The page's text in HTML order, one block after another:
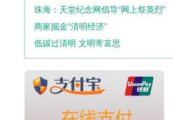
珠海：天堂纪念网倡导“网上祭英烈”
商家掘金“清明经济”
低碳过清明 文明寄哀思